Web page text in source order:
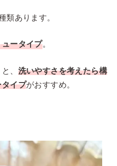
類あります。
ータイプ。
、 洗いやすさを考えたら構
タイプがおすすめ。